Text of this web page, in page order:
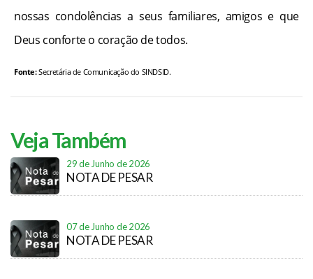
nossas condolências a seus familiares, amigos e que
Deus conforte o coração de todos.
Fonte:Secretária de Comunicação do SINDSID.
Veja Também
29 de Junho de 2026
NOTA DE PESAR
07 de Junho de 2026
NOTA DE PESAR